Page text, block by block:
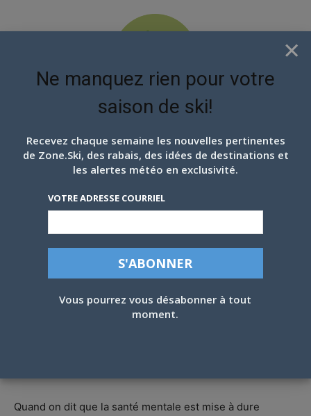
EN ATTENDANT LES
MONT SUTTON, COMMENT VOUS DIRE…
Quand on dit que la santé mentale est mise à dure
×
Ne manquez rien pour votre
saison de ski!
Recevez chaque semaine les nouvelles pertinentes
de Zone.Ski, des rabais, des idées de destinations et
les alertes météo en exclusivité.
VOTRE ADRESSE COURRIEL
Vous pourrez vous désabonner à tout
moment.